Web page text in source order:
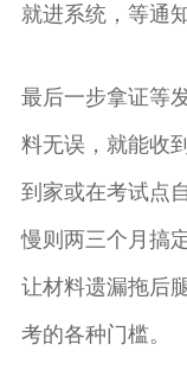
就进系统，等通
最后一步拿证等
料无误，就能收
到家或在考试点
慢则两三个月搞
让材料遗漏拖后
考的各种门槛。